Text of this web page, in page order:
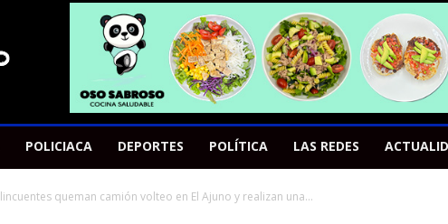
POLICIACA DEPORTES POLÍTICA LAS REDES
queman camión volteo en El Ajuno y realizan una...